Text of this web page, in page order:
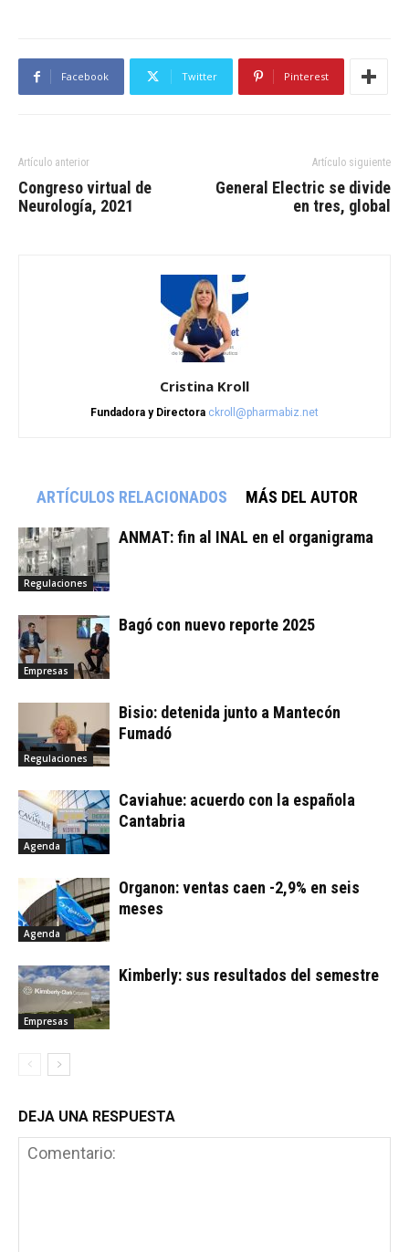
Facebook Twitter Pinterest
Artículo anterior
Congreso virtual de
Neurología, 2021
Artículo siguiente
General Electric se divide
en tres, global
Cristina Kroll
Fundadora y Directora ckroll@pharmabiz.net
ARTÍCULOS RELACIONADOS MÁS DEL AUTOR
Regulaciones
ANMAT: fin al INAL en el organigrama
Empresas
Bagó con nuevo reporte 2025
Regulaciones
Bisio: detenida junto a Mantecón
Fumadó
Agenda
Caviahue: acuerdo con la española
Cantabria
Agenda
Organon: ventas caen -2,9% en seis
meses
Empresas
Kimberly: sus resultados del semestre
DEJA UNA RESPUESTA